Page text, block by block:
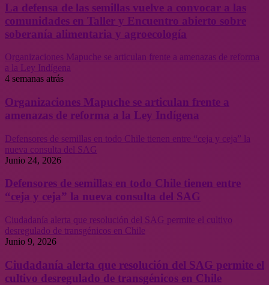
La defensa de las semillas vuelve a convocar a las
comunidades en Taller y Encuentro abierto sobre
soberanía alimentaria y agroecología
Organizaciones Mapuche se articulan frente a amenazas de reforma
a la Ley Indígena
4 semanas atrás
Organizaciones Mapuche se articulan frente a
amenazas de reforma a la Ley Indígena
Defensores de semillas en todo Chile tienen entre “ceja y ceja” la
nueva consulta del SAG
Junio 24, 2026
Defensores de semillas en todo Chile tienen entre
“ceja y ceja” la nueva consulta del SAG
Ciudadanía alerta que resolución del SAG permite el cultivo
desregulado de transgénicos en Chile
Junio 9, 2026
Ciudadanía alerta que resolución del SAG permite el
cultivo desregulado de transgénicos en Chile